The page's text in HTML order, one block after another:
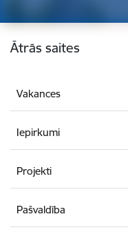
Kājene
Ātrās saites
Vakances
Iepirkumi
Projekti
Pašvaldība